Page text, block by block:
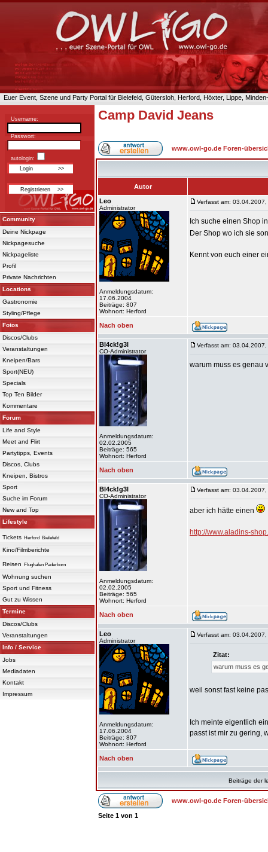
Euer Event, Szene und Party Portal für Bielefeld, Gütersloh, Herford, Höxter, Lippe,
Username:
Passwort:
autologin:
Community
Deine Nickpage
Nickpagesuche
Nickpageliste
Profil
Private Nachrichten
Locations
Gastronomie
Styling/Pflege
Fotos
Discos/Clubs
Veranstaltungen
Kneipen/Bars
Sport(NEU)
Specials
Top Ten Bilder
Kommentare
Forum
Life and Style
Meet and Flirt
Partytipps, Events
Discos, Clubs
Kneipen, Bistros
Sport
Suche im Forum
New and Top
Lifestyle
Tickets Herford Bielefeld
Kino/Filmberichte
Reisen Flughafen Paderborn
Wohnung suchen
Sport und Fitness
Gut zu Wissen
Termine
Discos/Clubs
Veranstaltungen
Info / Service
Jobs
Mediadaten
Kontakt
Impressum
Camp David Jeans
www.owl-go.de Foren-
Autor
Leo
Administrator
Anmeldungsdatum:
17.06.2004
Beiträge: 807
Wohnort: Herford
Verfasst am:
Ich suche einen Shop
Der Shop wo ich sie
Kennt von euch einer
Nach oben
Bl4ck!g3l
CO-Administrator
Anmeldungsdatum:
02.02.2005
Beiträge: 565
Wohnort: Herford
Verfasst am:
warum muss es genau
Nach oben
Bl4ck!g3l
CO-Administrator
Anmeldungsdatum:
02.02.2005
Beiträge: 565
Wohnort: Herford
Verfasst am:
aber ich hätte einen
http://www.aladins-
Nach oben
Leo
Administrator
Anmeldungsdatum:
17.06.2004
Beiträge: 807
Wohnort: Herford
Verfasst am:
Zitat:
warum muss es
weil sonst fast keine
Ich meinte eigentlich
passt ist mir zu gering,
Nach oben
Beiträge der
www.owl-go.de Foren-
Seite 1 von 1